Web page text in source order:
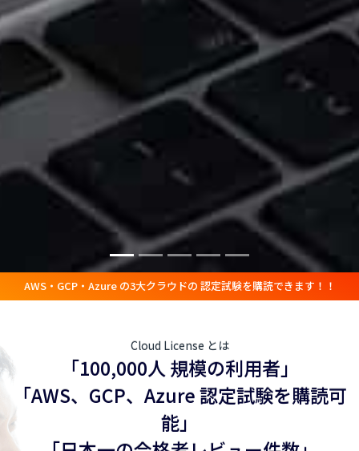
AWS・GCP・Azure の3大クラウドの 認定試験を購読できます！！
Cloud License とは
「100,000人 規模の利用者」
「AWS、GCP、Azure 認定試験を購読可
能」